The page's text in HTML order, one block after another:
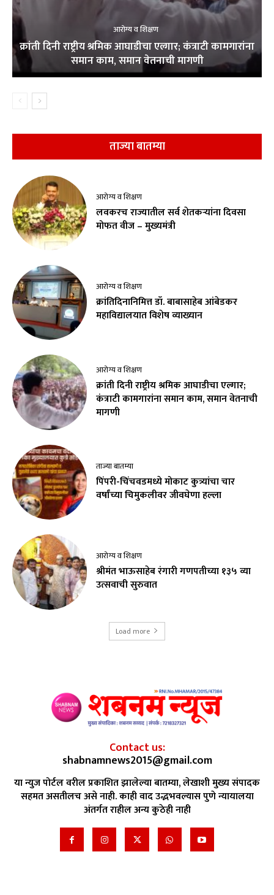
आरोग्य व शिक्षण
क्रांती दिनी राष्ट्रीय श्रमिक आघाडीचा एल्गार; कंत्राटी कामगारांना
समान काम, समान वेतनाची मागणी
ताज्या बातम्या
आरोग्य व शिक्षण
लवकरच राज्यातील सर्व शेतकऱ्यांना दिवसा
मोफत वीज – मुख्यमंत्री
आरोग्य व शिक्षण
क्रांतिदिनानिमित्त डॉ. बाबासाहेब आंबेडकर
महाविद्यालयात विशेष व्याख्यान
आरोग्य व शिक्षण
क्रांती दिनी राष्ट्रीय श्रमिक आघाडीचा एल्गार;
कंत्राटी कामगारांना समान काम, समान वेतनाची
मागणी
ताज्या बातम्या
पिंपरी-चिंचवडमध्ये मोकाट कुत्र्यांचा चार
वर्षांच्या चिमुकलीवर जीवघेणा हल्ला
आरोग्य व शिक्षण
श्रीमंत भाऊसाहेब रंगारी गणपतीच्या १३५ व्या
उत्सवाची सुरुवात
Load more
Contact us:
shabnamnews2015@gmail.com
या न्युज पोर्टल वरील प्रकाशित झालेल्या बातम्या, लेखाशी मुख्य संपादक
सहमत असतीलच असे नाही. काही वाद उद्भभवल्यास पुणे न्यायालया
अंतर्गत राहील अन्य कुठेही नाही